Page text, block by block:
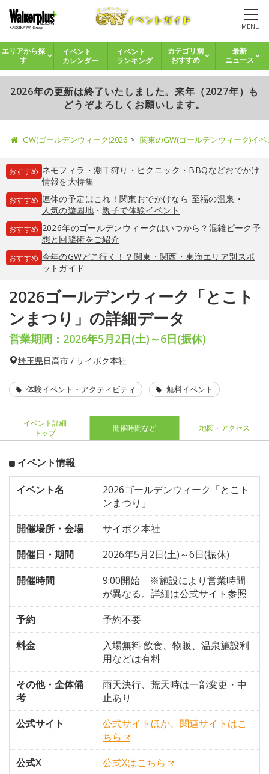
MENU
エリアから探
す
イベント
カレンダー
イベント
ランキング
カテゴリ別
おすすめ
最新
ニュース
2026年の更新は終了いたしました。来年（2027年）も
どうぞよろしくお願いします。
GW(ゴールデンウィーク)2026 関東のGW(ゴールデンウィーク)イ
おすすめ ネモフィラ ・ 潮干狩り ・ ピクニック ・ BBQなどおでかけ
情報を大特集
おすすめ 連休の予定はこれ！関東おでかけなら 至福の温泉 ・
人気の遊園地・親子で体験イベント
おすすめ 2026年のゴールデンウィークはいつから？混雑ピーク予
想と回避術をご紹介
おすすめ 今年のGWどこ行く！？関東・関西・東海エリア別スポ
ットガイド
2026ゴールデンウィーク「とこト
ンまつり」の詳細データ
営業期間：2026年5月2日(土)～6日(振休)
埼玉県日高市 / サイボク本社
体験イベント・アクティビティ 無料イベント
イベント詳細
トップ
開催時間など 地図・アクセス
イベント情報
イベント名
2026ゴールデンウィーク「とこト
ンまつり」
開催場所・会場
サイボク本社
開催日・期間
2026年5月2日(土)～6日(振休)
開催時間
9:00開始 ※施設により営業時間
が異なる。詳細は公式サイト参照
予約
予約不要
料金
入場無料 飲食、物販、温泉施設利
用などは有料
その他・全体備
考
雨天決行、荒天時は一部変更・中
止あり
公式サイト
公式サイトほか、関連サイトはこ
ちら
公式X
公式Xはこちら